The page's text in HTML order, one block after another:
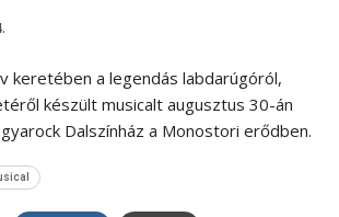
keretében a legendás labdarúgóról,
készült musicalt augusztus 30-án
Dalszínház a Monostori erődben.